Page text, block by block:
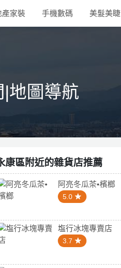
產家裝 手機數碼 美髮美睫
地圖導航
康區附近的雜貨店推薦
阿亮冬瓜茶•檳榔
5.0
塩行冰塊專賣店
3.7